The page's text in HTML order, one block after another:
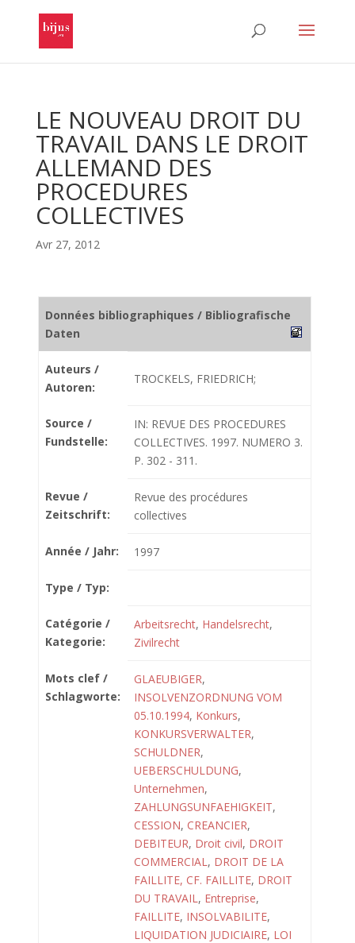
LE NOUVEAU DROIT DU
TRAVAIL DANS LE DROIT
ALLEMAND DES
PROCEDURES
COLLECTIVES
Avr 27, 2012
Données bibliographiques / Bibliografische
Daten
Auteurs /
Autoren:
TROCKELS, FRIEDRICH;
Source /
Fundstelle:
IN: REVUE DES PROCEDURES
COLLECTIVES. 1997. NUMERO 3.
P. 302 - 311.
Revue /
Zeitschrift:
Revue des procédures
collectives
Année / Jahr: 1997
Type / Typ:
Catégorie /
Kategorie:
Arbeitsrecht, Handelsrecht,
Zivilrecht
Mots clef /
Schlagworte:
GLAEUBIGER,
INSOLVENZORDNUNG VOM
05.10.1994, Konkurs,
KONKURSVERWALTER,
SCHULDNER,
UEBERSCHULDUNG,
Unternehmen,
ZAHLUNGSUNFAEHIGKEIT,
CESSION, CREANCIER,
DEBITEUR, Droit civil, DROIT
COMMERCIAL, DROIT DE LA
FAILLITE, CF. FAILLITE, DROIT
DU TRAVAIL, Entreprise,
FAILLITE, INSOLVABILITE,
LIQUIDATION JUDICIAIRE, LOI